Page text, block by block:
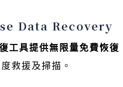
Data Recovery
工具提供無限量免費恢
救援及掃描。